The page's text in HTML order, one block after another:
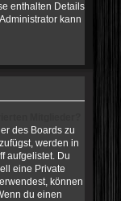
enthalten Details
kann
des Boards zu
werden in
aufgelistet. Du
eine Private
können
du einen